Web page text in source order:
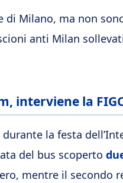
di Milano, ma non
anti Milan
interviene la
la festa
del bus scoperto
mentre il secondo